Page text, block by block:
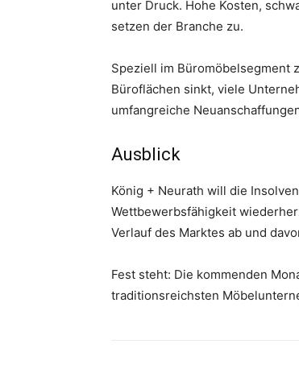
unter Druck. Hohe Kosten,
setzen der Branche zu.
Speziell im Büromöbelsegment
Büroflächen sinkt, viele
umfangreiche
Ausblick
König + Neurath will die
Wettbewerbsfähigkeit
Verlauf des Marktes ab und
Fest steht: Die kommenden
traditionsreichsten